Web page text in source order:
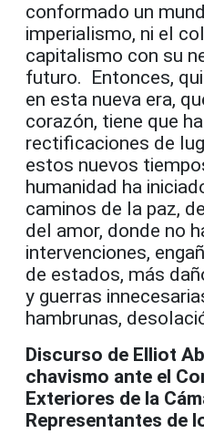
conformado un
imperialismo, ni el
capitalismo con su
futuro. Entonces,
en esta nueva era,
corazón, tiene que
rectificaciones de
estos nuevos
humanidad ha
caminos de la paz,
del amor, donde no
intervenciones,
de estados, más
y guerras
hambrunas,
Discurso de Elliot
chavismo ante el
Exteriores de la
Representantes de